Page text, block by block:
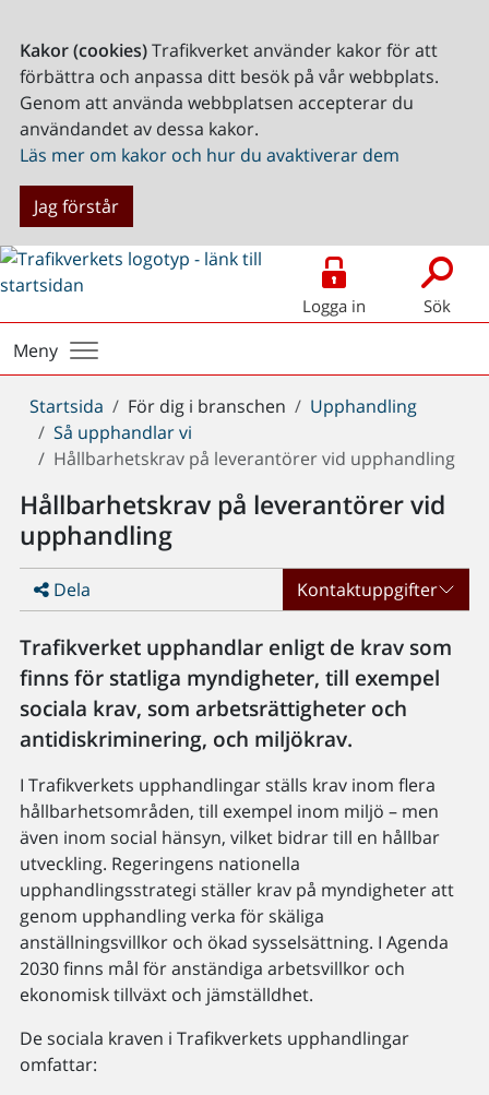
Kakor (cookies)Trafikverket använder kakor för att
förbättra och anpassa ditt besök på vår webbplats.
Genom att använda webbplatsen accepterar du
användandet av dessa kakor.
Läs mer om kakor och hur du avaktiverar dem
Jag förstår
Logga in Sök
Meny
Du
är
här:
Startsida För dig i branschen
Upphandling
Så upphandlar vi
Hållbarhetskrav på leverantörer vid upphandling
Hållbarhetskrav på leverantörer vid
upphandling
Dela Kontaktuppgifter
Trafikverket upphandlar enligt de krav som
finns för statliga myndigheter, till exempel
sociala krav, som arbetsrättigheter och
antidiskriminering, och miljökrav.
I Trafikverkets upphandlingar ställs krav inom flera
hållbarhetsområden, till exempel inom miljö – men
även inom social hänsyn, vilket bidrar till en hållbar
utveckling. Regeringens nationella
upphandlingsstrategi ställer krav på myndigheter att
genom upphandling verka för skäliga
anställningsvillkor och ökad sysselsättning. I Agenda
2030 finns mål för anständiga arbetsvillkor och
ekonomisk tillväxt och jämställdhet.
De sociala kraven i Trafikverkets upphandlingar
omfattar: